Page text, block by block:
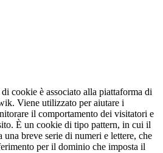
cookie è associato alla piattaforma di
Viene utilizzato per aiutare i
il comportamento dei visitatori e
È un cookie di tipo pattern, in cui il
breve serie di numeri e lettere, che
per il dominio che imposta il